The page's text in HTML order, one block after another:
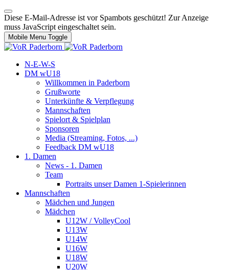
Diese E-Mail-Adresse ist vor Spambots geschützt! Zur Anzeige
muss JavaScript eingeschaltet sein.
Mobile Menu Toggle
N-E-W-S
DM wU18
Willkommen in Paderborn
Grußworte
Unterkünfte & Verpflegung
Mannschaften
Spielort & Spielplan
Sponsoren
Media (Streaming, Fotos, ...)
Feedback DM wU18
1. Damen
News - 1. Damen
Team
Portraits unser Damen 1-Spielerinnen
Mannschaften
Mädchen und Jungen
Mädchen
U12W / VolleyCool
U13W
U14W
U16W
U18W
U20W